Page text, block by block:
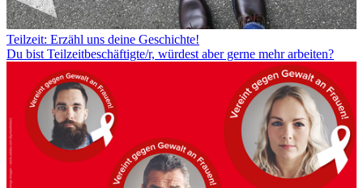
Teilzeit: Erzähl uns deine Geschichte!
Du bist Teilzeitbeschäftigte/r, würdest aber gerne mehr arbeiten?